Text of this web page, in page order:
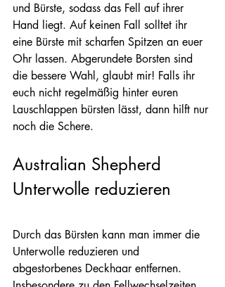
und Bürste, sodass das Fell auf ihrer
Hand liegt. Auf keinen Fall solltet ihr
eine Bürste mit scharfen Spitzen an euer
Ohr lassen. Abgerundete Borsten sind
die bessere Wahl, glaubt mir! Falls ihr
euch nicht regelmäßig hinter euren
Lauschlappen bürsten lässt, dann hilft nur
noch die Schere.
Australian Shepherd
Unterwolle reduzieren
Durch das Bürsten kann man immer die
Unterwolle reduzieren und
abgestorbenes Deckhaar entfernen.